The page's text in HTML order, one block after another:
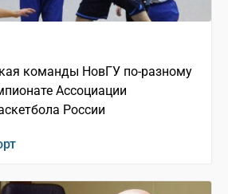
команды НовГУ по-разному
Ассоциации
России